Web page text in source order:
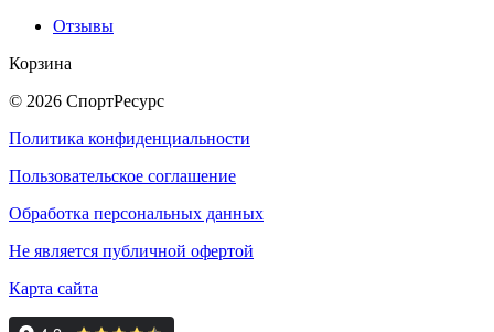
Отзывы
Корзина
© 2026 СпортРесурс
Политика конфиденциальности
Пользовательское соглашение
Обработка персональных данных
Не является публичной офертой
Карта сайта